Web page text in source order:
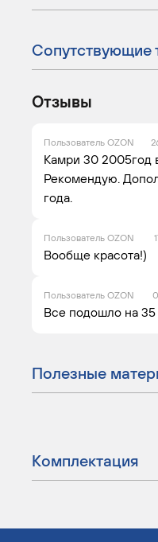
Сопутствующие
Отзывы
Пользователь OZON
Камри 30 2005год
Рекомендую.
года.
Пользователь OZON
Вообще красота!)
Пользователь OZON
Все подошло на 35
Полезные
Комплектация